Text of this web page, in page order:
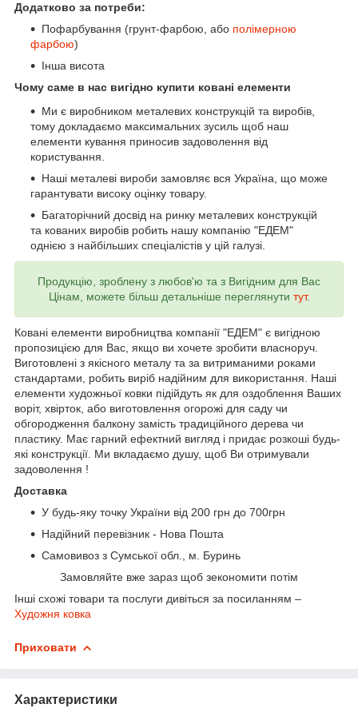
Додатково за потреби:
Пофарбування (грунт-фарбою, або полімерною
фарбою)
Інша висота
Чому саме в нас вигідно купити ковані елементи
Ми є виробником металевих конструкцій та виробів,
тому докладаємо максимальних зусиль щоб наш
елементи кування приносив задоволення від
користування.
Наші металеві вироби замовляє вся Україна, що може
гарантувати високу оцінку товару.
Багаторічний досвід на ринку металевих конструкцій
та кованих виробів робить нашу компанію "ЕДЕМ"
однією з найбільших спеціалістів у цій галузі.
Продукцію, зроблену з любов'ю та з Вигідним для Вас
Цінам, можете більш детальніше переглянути тут.
Ковані елементи виробництва компанії "ЕДЕМ" є вигідною
пропозицією для Вас, якщо ви хочете зробити власноруч.
Виготовлені з якісного металу та за витриманими роками
стандартами, робить виріб надійним для використання. Наші
елементи художньої ковки підійдуть як для оздоблення Ваших
воріт, хвірток, або виготовлення огорожі для саду чи
обгородження балкону замість традиційного дерева чи
пластику. Має гарний ефектний вигляд і придає розкоші будь-
які конструкції. Ми вкладаємо душу, щоб Ви отримували
задоволення !
Доставка
У будь-яку точку України від 200 грн до 700грн
Надійний перевізник - Нова Пошта
Самовивоз з Сумської обл., м. Буринь
Замовляйте вже зараз щоб зекономити потім
Інші схожі товари та послуги дивіться за посиланням –
Художня ковка
Приховати
Характеристики